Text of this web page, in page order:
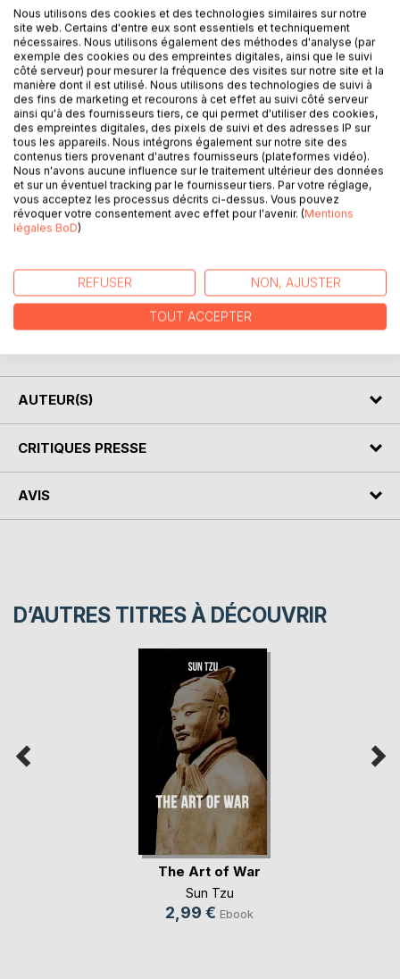
Ajouter à ma liste d'envies
Laisser un avis
DESCRIPTION
Twenty-Five Hundred years ago, Sun Tzu wrote this classic
book of military strategy based on Chinese warfare and
used the teaching on Sun Tzu to warfare and civilization
have adapted these teachings for use in politics, business
and everyday life. The Art of War is a book which should be
used to gain advantage of opponents in the boardroom and
AUTEUR(S)
CRITIQUES PRESSE
AVIS
D’AUTRES TITRES À DÉCOUVRIR
The Art of War
Sun Tzu
2,99 € Ebook
Nous utilisons des cookies et des technologies similaires sur notre
site web. Certains d'entre eux sont essentiels et techniquement
nécessaires. Nous utilisons également des méthodes d'analyse (par
exemple des cookies ou des empreintes digitales, ainsi que le suivi
côté serveur) pour mesurer la fréquence des visites sur notre site et la
manière dont il est utilisé. Nous utilisons des technologies de suivi à
des fins de marketing et recourons à cet effet au suivi côté serveur
ainsi qu'à des fournisseurs tiers, ce qui permet d'utiliser des cookies,
des empreintes digitales, des pixels de suivi et des adresses IP sur
tous les appareils. Nous intégrons également sur notre site des
contenus tiers provenant d'autres fournisseurs (plateformes vidéo).
Nous n'avons aucune influence sur le traitement ultérieur des données
et sur un éventuel tracking par le fournisseur tiers. Par votre réglage,
vous acceptez les processus décrits ci-dessus. Vous pouvez
révoquer votre consentement avec effet pour l'avenir. (Mentions
légales BoD)
REFUSER NON, AJUSTER
TOUT ACCEPTER